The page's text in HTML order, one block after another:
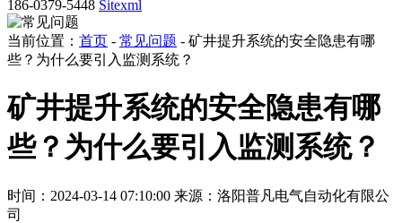
186-0379-5448 Sitexml
当前位置： 首页 - 常见问题 - 矿井提升系统的安全隐患有哪
些？为什么要引入监测系统？
矿井提升系统的安全隐患有哪
些？为什么要引入监测系统？
时间：2024-03-14 07:10:00 来源：洛阳普凡电气自动化有限公
司